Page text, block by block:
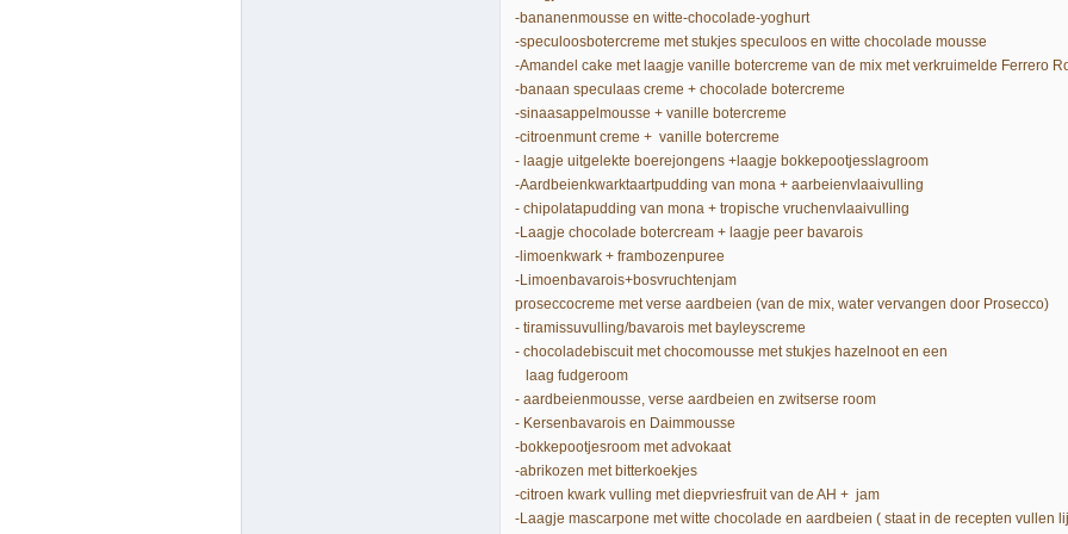
-bananenmousse en witte-chocolade-yoghurt
-speculoosbotercreme met stukjes speculoos en witte chocolade mousse
-Amandel cake met laagje vanille botercreme van de mix met verkruimelde Ferrero
-banaan speculaas creme + chocolade botercreme
-sinaasappelmousse + vanille botercreme
-citroenmunt creme + vanille botercreme
- laagje uitgelekte boerejongens +laagje bokkepootjesslagroom
-Aardbeienkwarktaartpudding van mona + aarbeienvlaaivulling
- chipolatapudding van mona + tropische vruchenvlaaivulling
-Laagje chocolade botercream + laagje peer bavarois
-limoenkwark + frambozenpuree
-Limoenbavarois+bosvruchtenjam
proseccocreme met verse aardbeien (van de mix, water vervangen door Prosecco)
- tiramissuvulling/bavarois met bayleyscreme
- chocoladebiscuit met chocomousse met stukjes hazelnoot en een
laag fudgeroom
- aardbeienmousse, verse aardbeien en zwitserse room
- Kersenbavarois en Daimmousse
-bokkepootjesroom met advokaat
-abrikozen met bitterkoekjes
-citroen kwark vulling met diepvriesfruit van de AH + jam
-Laagje mascarpone met witte chocolade en aardbeien ( staat in de recepten vullen